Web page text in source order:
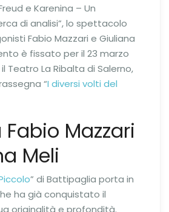
e Karenina – Un
di analisi”, lo spettacolo
Fabio Mazzari e Giuliana
è fissato per il 23 marzo
Teatro La Ribalta di Salerno,
“I diversi volti del
Mazzari
Meli
” di Battipaglia porta in
ha già conquistato il